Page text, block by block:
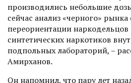
производились небольшие
сейчас анализ «черного» рынка
переориентации
синтетических наркотиков
подпольных лабораторий, –
Амирханов.
Он напомнил, что пару лет